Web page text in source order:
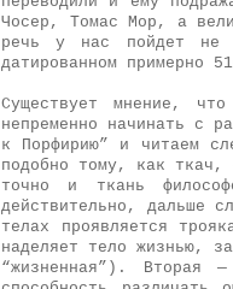
Чосер, Томас Мор, а
речь у нас пойдет не
датированном примерно
Существует мнение,
непременно начинать с
к Порфирию” и читаем
подобно тому, как ткач,
точно и ткань
действительно, дальше
телах проявляется
наделяет тело жизнью,
“жизненная”). Вторая